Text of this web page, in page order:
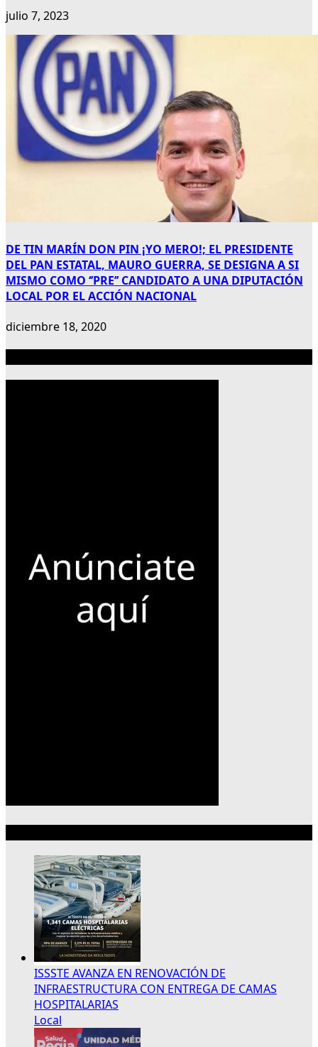
julio 7, 2023
DE TIN MARÍN DON PIN ¡YO MERO!; EL PRESIDENTE
DEL PAN ESTATAL, MAURO GUERRA, SE DESIGNA A SI
MISMO COMO ‘’PRE’’ CANDIDATO A UNA DIPUTACIÓN
LOCAL POR EL ACCIÓN NACIONAL
diciembre 18, 2020
ISSSTE AVANZA EN RENOVACIÓN DE
INFRAESTRUCTURA CON ENTREGA DE CAMAS
HOSPITALARIAS
Local